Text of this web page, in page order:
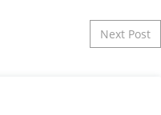
Next Post